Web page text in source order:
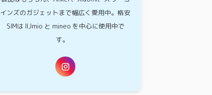
インズのガジェットまで幅広く愛用中。格安
SIMは IIJmio と mineo を中心に使用中で
す。